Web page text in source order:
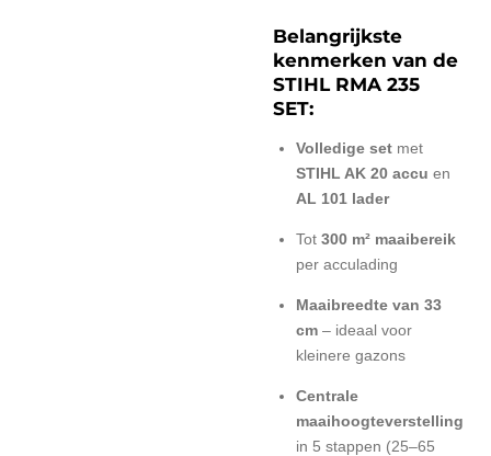
Belangrijkste
kenmerken van de
STIHL RMA 235
SET:
Volledige set met
STIHL AK 20 accu en
AL 101 lader
Tot 300 m² maaibereik
per acculading
Maaibreedte van 33
cm – ideaal voor
kleinere gazons
Centrale
maaihoogteverstelling
in 5 stappen (25–65